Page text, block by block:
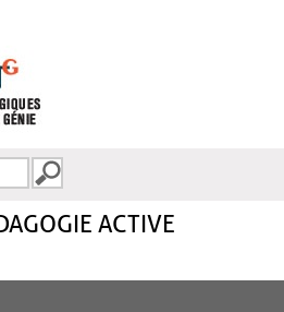
ACTIVE